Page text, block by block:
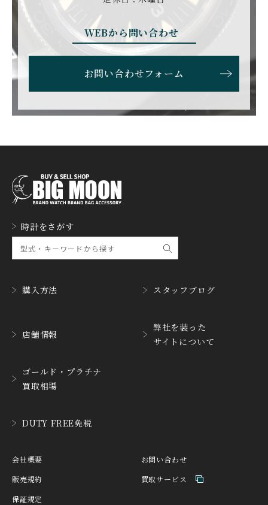
ALAIN SILBERSTEIN
アラン・シルベスタイン
CITIZEN
シチズン
BREITLING
ブライトリング
BRUNO SOHNLE Glash
utte
ブルーノ・ゾンレー・ グ
ラスヒュッテ
BVLGARI
ブルガリ
CARL F. BUCHERER
カール F. ブヘラ
CARTIER
カルティエ
CASIO CEDRIC JOHNER
CHANEL
シャネル
クリストファー・ウォー
ド
CHRONOSWISS CITIZEN
CUERVOY SOBRINOS CVSTOS
CYRUS CZAPEK
チャペック
D. DORNBLÜTH&SOH
N
D.ドルンブルート＆ゾー
DANIEL ROTH
ダニエル・ロート
DUBEY&SCHALDENBR
AND E.C.W
ー・ウォッチ
WEBから問い合わせ
お問い合わせフォーム
時計をさがす
購入方法
店舗情報
ゴールド・プラチナ
買取相場
DUTY FREE免税
スタッフブログ
弊社を装った
サイトについて
会社概要
販売規約
保証規定
お問い合わせ
買取サービス